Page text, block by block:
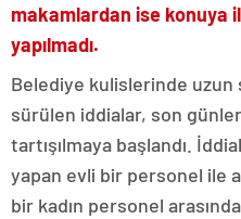
makamlardan ise konuya
yapılmadı.
Belediye kulislerinde
sürülen iddialar, son
tartışılmaya başlandı.
yapan evli bir personel ile
bir kadın personel